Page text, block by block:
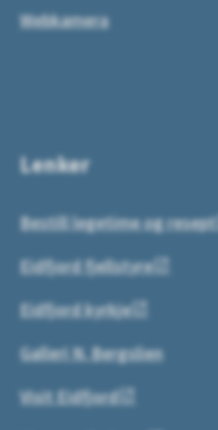
Webkamera
Lenker
Bestill legetime og resept
Eidfjord fjellstyre
Eidfjord kyrkje
Galleri N. Bergslien
Visit Eidfjord